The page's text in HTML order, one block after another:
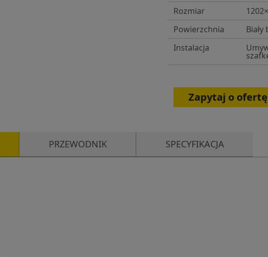
Rozmiar
Powierzchnia
Biały
Instalacja
Zapytaj o ofertę
PRZEWODNIK SPECYFIKACJA